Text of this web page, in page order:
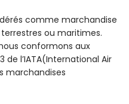
comme marchandise
ou maritimes.
conformons aux
de l’IATA(International Air
marchandises